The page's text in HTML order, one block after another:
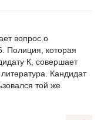
вопрос о
Полиция, которая
К, совершает
Кандидат
той же